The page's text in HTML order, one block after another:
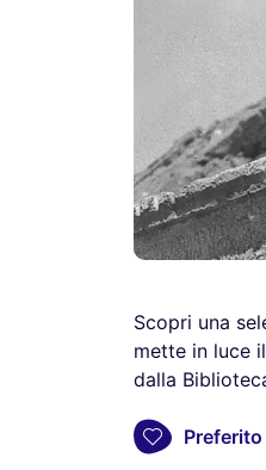
Scopri una
mette in luce
dalla
Preferito